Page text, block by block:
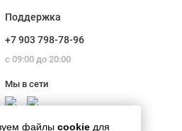
файлы cookie для
Поддержка
+7 903 798-78-96
с 09:00 до 20:00
Мы в сети